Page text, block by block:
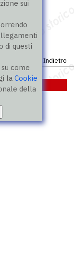
sui
di questi
come
laCookie
della
Indietro